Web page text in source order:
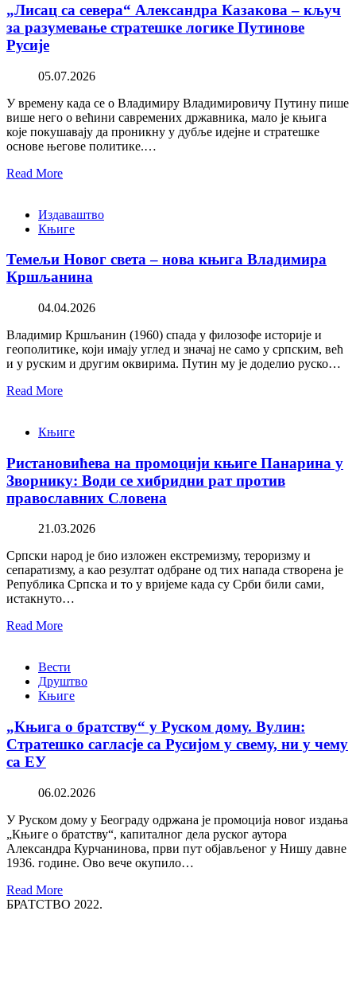
„Лисац са севера“ Александра Казакова – кључ
за разумевање стратешке логике Путинове
Русије
05.07.2026
У времену када се о Владимиру Владимировичу Путину пише
више него о већини савремених државника, мало је књига
које покушавају да проникну у дубље идејне и стратешке
основе његове политике.…
Read More
Издаваштво
Књиге
Темељи Новог света – нова књига Владимира
Кршљанина
04.04.2026
Владимир Кршљанин (1960) спада у филозофе историје и
геополитике, који имају углед и значај не само у српским, већ
и у руским и другим оквирима. Путин му је доделио руско…
Read More
Књиге
Ристановићева на промоцији књиге Панарина у
Зворнику: Води се хибридни рат против
православних Словена
21.03.2026
Српски народ је био изложен екстремизму, тероризму и
сепаратизму, а као резултат одбране од тих напада створена је
Република Српска и то у вријеме када су Срби били сами,
истакнуто…
Read More
Вести
Друштво
Књиге
„Књига о братству“ у Руском дому. Вулин:
Стратешко сагласје са Русијом у свему, ни у чему
са ЕУ
06.02.2026
У Руском дому у Београду одржана је промоција новог издања
„Књиге о братству“, капиталног дела руског аутора
Александра Курчанинова, први пут објављеног у Нишу давне
1936. године. Ово вече окупило…
Read More
БРАТСТВО 2022.